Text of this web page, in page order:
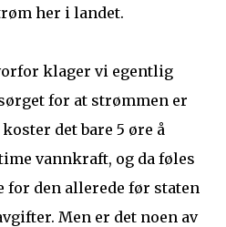
her i landet.
klager vi egentlig
for at strømmen er
det bare 5 øre å
vannkraft, og da føles
for den allerede før staten
Men er det noen av